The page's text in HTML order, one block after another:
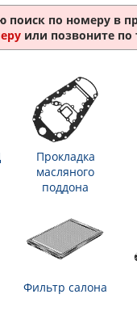
поиск по номеру в
или позвоните по
Прокладка
масляного
поддона
Фильтр салона